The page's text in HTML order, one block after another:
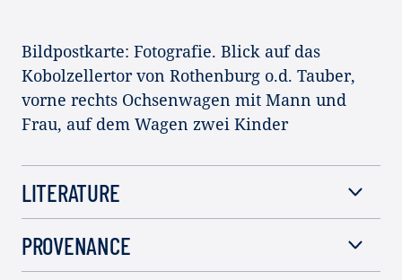
Bildpostkarte: Fotografie. Blick auf das
Kobolzellertor von Rothenburg o.d. Tauber,
vorne rechts Ochsenwagen mit Mann und
Frau, auf dem Wagen zwei Kinder
LITERATURE
PROVENANCE